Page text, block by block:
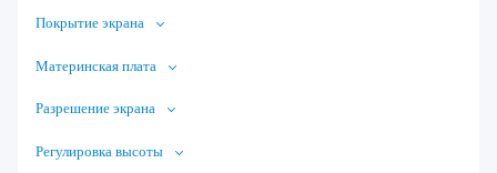
Покрытие экрана
Материнская плата
Разрешение экрана
Регулировка высоты